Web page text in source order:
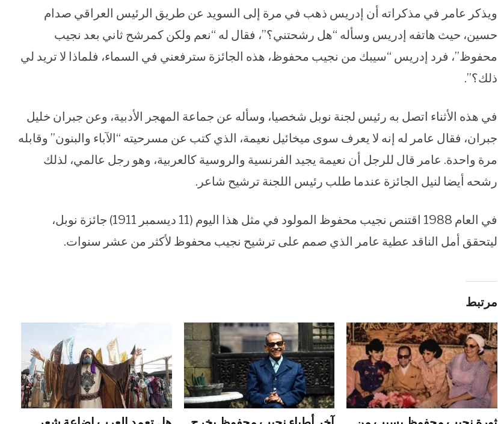
ويذكر عامر في مذكراته أن إدريس ذهب في مرة إلى السويد عن طريق الرئيس العراقي صدام
حسين، حيث هاتفه إدريس وسأله “هل رشحتني؟”، فقال له “نعم ولكن كمرشح ثاني بعد نجيب
محفوظ”، فرد إدريس “سيبك من نجيب محفوظ، هذه الجائزة سترفعني في السماء، فلماذا لا تريد لي
ذلك؟”.
في هذه الأثناء اتصل به رئيس لجنة نوبل شخصيا، وسأله عن جماعة المهجر الأدبية، وعن جبران خليل
جبران، فقال عامر له إنه لا يعرف سوى ميخائيل نعيمة، الذي كتب عن مسرحيته “الآباء والبنون” وقابله
مرة واحدة. عامر قال للرجل أن نعيمة يجيد الفرنسية والروسية كالعربية، وهو رجل عالمي، لذلك
رشحه أيضا لنيل الجائزة عندما طلب رئيس اللجنة ترشيح شاعر.
في العام 1988 اقتنص نجيب محفوظ المولود في مثل هذا اليوم (11 ديسمبر 1911) جائزة نوبل،
ليتحقق أمل الناقد عطية عامر الذي صمم على ترشيح نجيب محفوظ لأكثر من عشر سنوات.
مرتبط